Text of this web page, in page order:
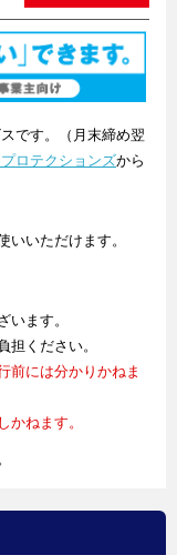
です。（月末締め翌
ロテクションズから
いいただけます。
ます。
ください。
前には分かりかねま
ねます。